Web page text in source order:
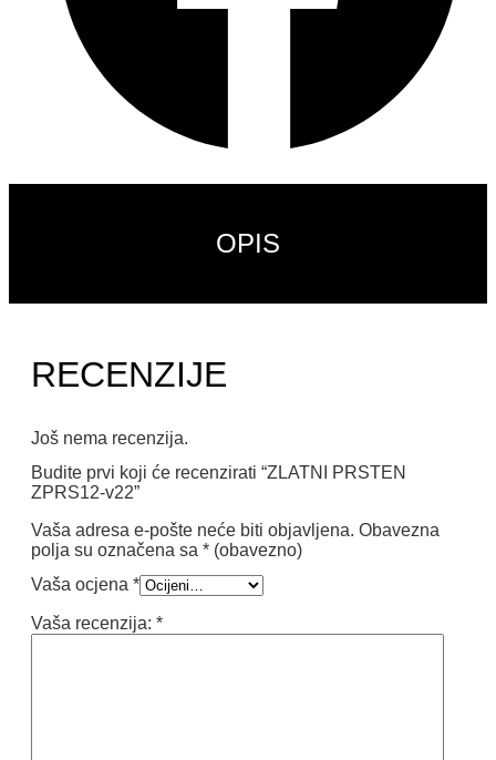
OPIS
RECENZIJE
Još nema recenzija.
Budite prvi koji će recenzirati “ZLATNI PRSTEN
ZPRS12-v22”
Vaša adresa e-pošte neće biti objavljena. Obavezna
polja su označena sa * (obavezno)
Vaša ocjena *
Vaša recenzija: *